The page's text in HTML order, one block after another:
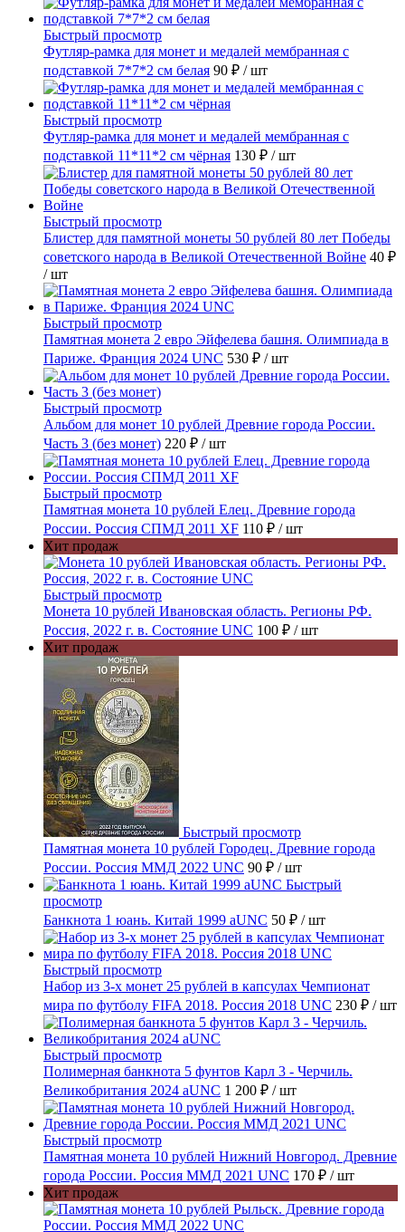
Быстрый просмотр
Футляр-рамка для монет и медалей мембранная с
подставкой 7*7*2 см белая 90 ₽ / шт
Быстрый просмотр
Футляр-рамка для монет и медалей мембранная с
подставкой 11*11*2 см чёрная 130 ₽ / шт
Быстрый просмотр
Блистер для памятной монеты 50 рублей 80 лет Победы
советского народа в Великой Отечественной Войне 40 ₽
/ шт
Быстрый просмотр
Памятная монета 2 евро Эйфелева башня. Олимпиада в
Париже. Франция 2024 UNC 530 ₽ / шт
Быстрый просмотр
Альбом для монет 10 рублей Древние города России.
Часть 3 (без монет) 220 ₽ / шт
Быстрый просмотр
Памятная монета 10 рублей Елец. Древние города
России. Россия СПМД 2011 XF 110 ₽ / шт
Хит продаж
Быстрый просмотр
Монета 10 рублей Ивановская область. Регионы РФ.
Россия, 2022 г. в. Состояние UNC 100 ₽ / шт
Хит продаж
Быстрый просмотр
Памятная монета 10 рублей Городец. Древние города
России. Россия ММД 2022 UNC 90 ₽ / шт
Быстрый
просмотр
Банкнота 1 юань. Китай 1999 aUNC 50 ₽ / шт
Быстрый просмотр
Набор из 3-х монет 25 рублей в капсулах Чемпионат
мира по футболу FIFA 2018. Россия 2018 UNC 230 ₽ / шт
Быстрый просмотр
Полимерная банкнота 5 фунтов Карл 3 - Черчиль.
Великобритания 2024 aUNC 1 200 ₽ / шт
Быстрый просмотр
Памятная монета 10 рублей Нижний Новгород. Древние
города России. Россия ММД 2021 UNC 170 ₽ / шт
Хит продаж